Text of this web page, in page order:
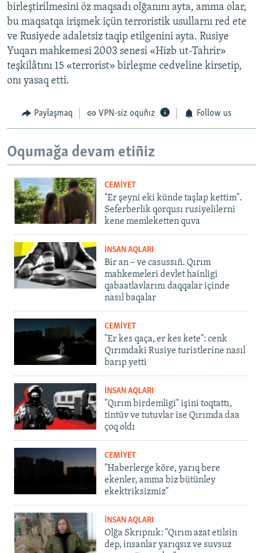
birleştirilmesini öz maqsadı olğanını ayta, amma olar,
bu maqsatqa irişmek içün terroristik usullarnı red ete
ve Rusiyede adaletsiz taqip etilgenini ayta. Rusiye
Yuqarı mahkemesi 2003 senesi «Hizb ut-Tahrir»
teşkilâtını 15 «terrorist» birleşme cedveline kirsetip,
onı yasaq etti.
Paylaşmaq VPN-siz oquñız Follow us
Oqumağa devam etiñiz
CEMİYET
"Er şeyni eki künde taşlap kettim".
Seferberlik qorqusı rusiyelilerni
kene memleketten quva
İNSAN AQLARI
Bir an – ve casussıñ. Qırım
mahkemeleri devlet hainligi
qabaatlavlarını daqqalar içinde
nasıl baqalar
CEMİYET
"Er kes qaça, er kes kete": cenk
Qırımdaki Rusiye turistlerine nasıl
barıp yetti
İNSAN AQLARI
"Qırım birdemligi" işini toqtattı,
tintüv ve tutuvlar ise Qırımda daa
çoq oldı
CEMİYET
"Haberlerge köre, yarıq bere
ekenler, amma biz bütünley
ekektriksizmiz"
İNSAN AQLARI
Olğa Skrıpnık: "Qırım azat etilsin
dep, insanlar yarıqsız ve suvsuz